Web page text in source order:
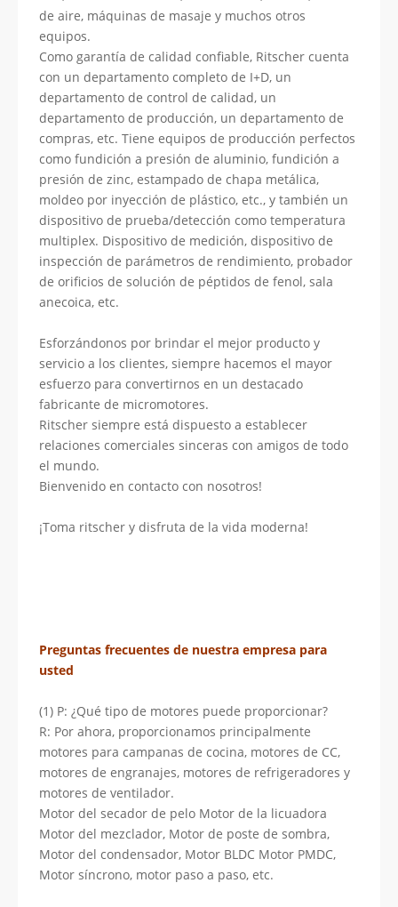
de aire, máquinas de masaje y muchos otros
equipos.
Como garantía de calidad confiable, Ritscher cuenta
con un departamento completo de I+D, un
departamento de control de calidad, un
departamento de producción, un departamento de
compras, etc. Tiene equipos de producción perfectos
como fundición a presión de aluminio, fundición a
presión de zinc, estampado de chapa metálica,
moldeo por inyección de plástico, etc., y también un
dispositivo de prueba/detección como temperatura
multiplex. Dispositivo de medición, dispositivo de
inspección de parámetros de rendimiento, probador
de orificios de solución de péptidos de fenol, sala
anecoica, etc.
Esforzándonos por brindar el mejor producto y
servicio a los clientes, siempre hacemos el mayor
esfuerzo para convertirnos en un destacado
fabricante de micromotores.
Ritscher siempre está dispuesto a establecer
relaciones comerciales sinceras con amigos de todo
el mundo.
Bienvenido en contacto con nosotros!
¡Toma ritscher y disfruta de la vida moderna!
Preguntas frecuentes de nuestra empresa para
usted
(1) P: ¿Qué tipo de motores puede proporcionar?
R: Por ahora, proporcionamos principalmente
motores para campanas de cocina, motores de CC,
motores de engranajes, motores de refrigeradores y
motores de ventilador.
Motor del secador de pelo Motor de la licuadora
Motor del mezclador, Motor de poste de sombra,
Motor del condensador, Motor BLDC Motor PMDC,
Motor síncrono, motor paso a paso, etc.